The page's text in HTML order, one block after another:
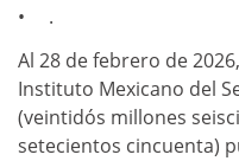
.
Al 28 de febrero de
Instituto Mexicano del
(veintidós millones
setecientos cincuenta)